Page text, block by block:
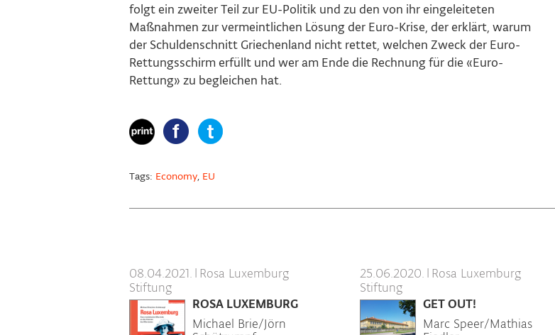
folgt ein zweiter Teil zur EU-Politik und zu den von ihr eingeleiteten
Maßnahmen zur vermeintlichen Lösung der Euro-Krise, der erklärt, warum
der Schuldenschnitt Griechenland nicht rettet, welchen Zweck der Euro-
Rettungsschirm erfüllt und wer am Ende die Rechnung für die «Euro-
Rettung» zu begleichen hat.
Tags: Economy, EU
08.04.2021. | Rosa Luxemburg
Stiftung
ROSA LUXEMBURG
Michael Brie/Jörn
25.06.2020. | Rosa Luxemburg
Stiftung
GET OUT!
Marc Speer/Mathias